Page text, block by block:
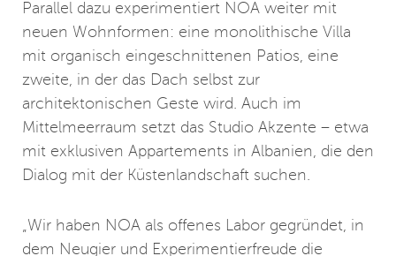
Parallel dazu experimentiert NOA weiter mit
neuen Wohnformen: eine monolithische Villa
mit organisch eingeschnittenen Patios, eine
zweite, in der das Dach selbst zur
architektonischen Geste wird. Auch im
Mittelmeerraum setzt das Studio Akzente – etwa
mit exklusiven Appartements in Albanien, die den
Dialog mit der Küstenlandschaft suchen.
„Wir haben NOA als offenes Labor gegründet, in
dem Neugier und Experimentierfreude die